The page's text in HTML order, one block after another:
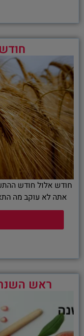
חודש אלול חודש
אתה לא עוקב מה
ראש